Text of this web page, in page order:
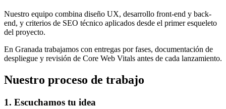
Nuestro equipo combina diseño UX, desarrollo front-end y back-
end, y criterios de SEO técnico aplicados desde el primer esqueleto
del proyecto.
En Granada trabajamos con entregas por fases, documentación de
despliegue y revisión de Core Web Vitals antes de cada lanzamiento.
Nuestro proceso de trabajo
1. Escuchamos tu idea